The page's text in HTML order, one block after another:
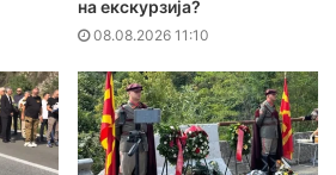
на екскурзија?
08.08.2026 11:10